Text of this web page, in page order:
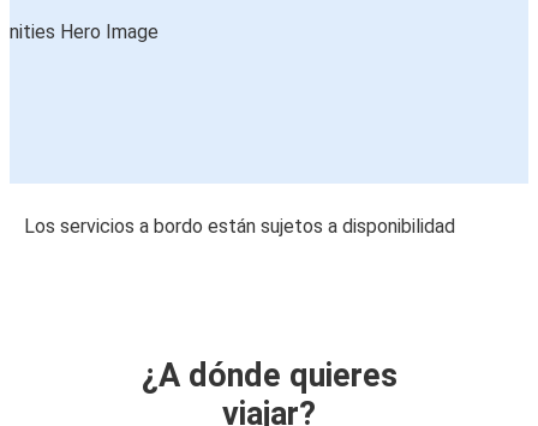
Los servicios a bordo están sujetos a disponibilidad
¿A dónde quieres
viajar?